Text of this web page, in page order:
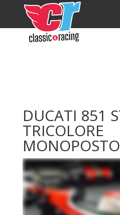
DUCATI 851
TRICOLORE
MONOPOSTO